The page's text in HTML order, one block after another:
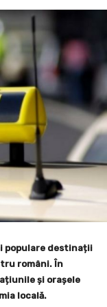
populare destinații
români. În
și orașele
locală.